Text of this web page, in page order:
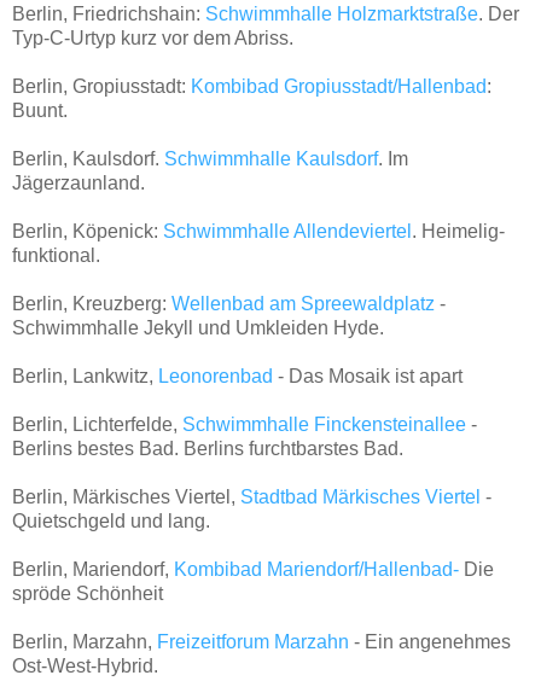
Berlin, Friedrichshain: Schwimmhalle Holzmarktstraße. Der
Typ-C-Urtyp kurz vor dem Abriss.
Berlin, Gropiusstadt: Kombibad Gropiusstadt/Hallenbad:
Buunt.
Berlin, Kaulsdorf. Schwimmhalle Kaulsdorf. Im
Jägerzaunland.
Berlin, Köpenick: Schwimmhalle Allendeviertel . Heimelig-
funktional.
Berlin, Kreuzberg: Wellenbad am Spreewaldplatz -
Schwimmhalle Jekyll und Umkleiden Hyde.
Berlin, Lankwitz, Leonorenbad - Das Mosaik ist apart
Berlin, Lichterfelde, Schwimmhalle Finckensteinallee -
Berlins bestes Bad. Berlins furchtbarstes Bad.
Berlin, Märkisches Viertel, Stadtbad Märkisches Viertel -
Quietschgeld und lang.
Berlin, Mariendorf, Kombibad Mariendorf/Hallenbad- Die
spröde Schönheit
Berlin, Marzahn, Freizeitforum Marzahn - Ein angenehmes
Ost-West-Hybrid.